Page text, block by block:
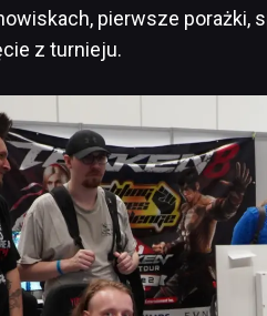
pierwsze porażki,
z turnieju.